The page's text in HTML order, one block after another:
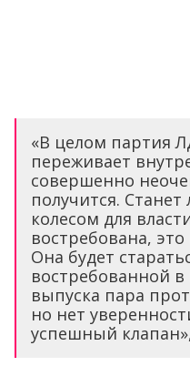
«В целом партия
переживает
совершенно
получится.
колесом для
востребована,
Она будет
востребованной в
выпуска пара
но нет
успешный